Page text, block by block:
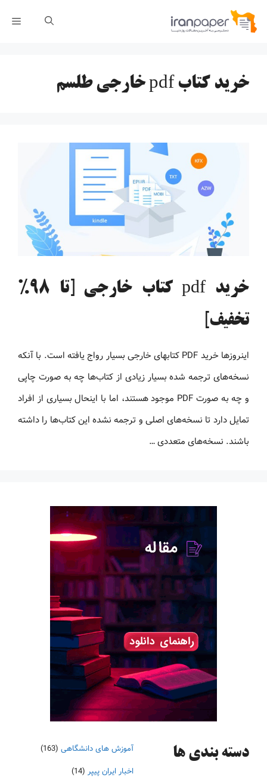
پرش
خرید کتاب pdf خارجی طلسم
خرید pdf کتاب خارجی [تا 98%
تخفیف]
اینروزها خرید PDF کتاب‎های خارجی بسیار رواج یافته است. با آنکه
نسخه‌های ترجمه شده بسیار زیادی از کتاب‌ها چه به صورت چاپی
و چه به صورت PDF موجود هستند، اما با اینحال بسیاری از افراد
تمایل دارد تا نسخه‌های اصلی و ترجمه نشده این کتاب‌ها را داشته
باشند. نسخه‌های متعددی …
دسته‌ بندی ها آموزش های دانشگاهی (163)
اخبار ایران پیپر (14)